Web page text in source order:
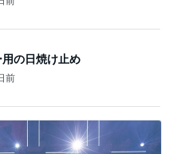
の日焼け止め
前